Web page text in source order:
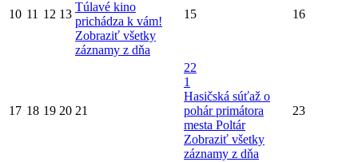
10 11 12 13
Túlavé kino
prichádza k vám!
Zobraziť všetky
záznamy z dňa
15 16
17 18 19 20 21
22
1
Hasičská súťaž o
pohár primátora
mesta Poltár
Zobraziť všetky
záznamy z dňa
23